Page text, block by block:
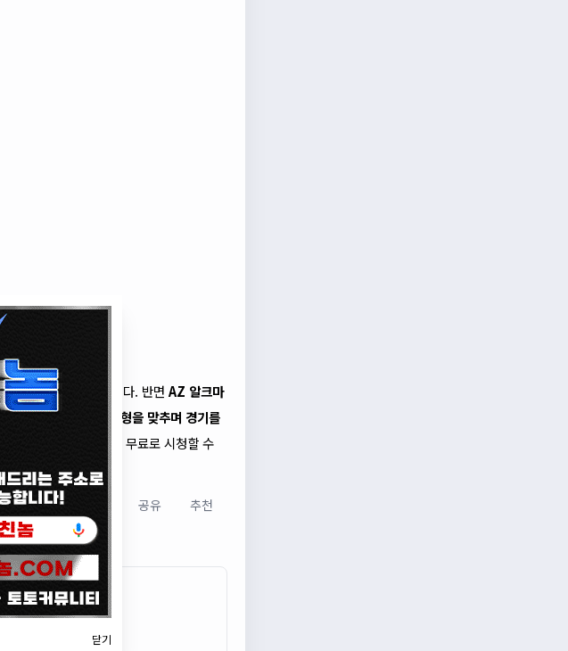
히 문제로 남아 있습니다. 반면 AZ 알크마
르가수비와 공격의 균형을 맞추며 경기를
기 중계도 올스티비에서 무료로 시청할 수
공유 추천
닫기